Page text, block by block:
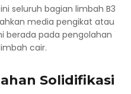
seluruh bagian limbah B3
media pengikat atau
berada pada pengolahan
cair.
Solidifikasi